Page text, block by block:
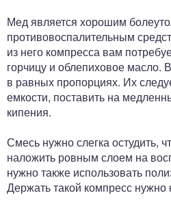
Мед является хорошим
противовоспалительным
из него компресса вам
горчицу и облепиховое масло.
в равных пропорциях. Их
емкости, поставить на
кипения.
Смесь нужно слегка остудить,
наложить ровным слоем на
нужно также использовать
Держать такой компресс нужно